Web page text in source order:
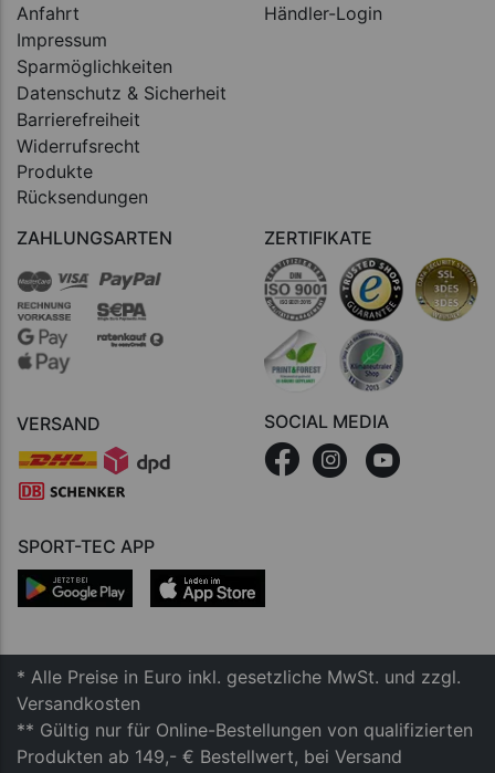
Anfahrt
Impressum
Sparmöglichkeiten
Datenschutz & Sicherheit
Barrierefreiheit
Widerrufsrecht
Produkte
Rücksendungen
Händler-Login
ZAHLUNGSARTEN
VERSAND
ZERTIFIKATE
SOCIAL MEDIA
SPORT-TEC APP
* Alle Preise in Euro inkl. gesetzliche MwSt. und zzgl.
Versandkosten
** Gültig nur für Online-Bestellungen von qualifizierten
Produkten ab 149,- € Bestellwert, bei Versand